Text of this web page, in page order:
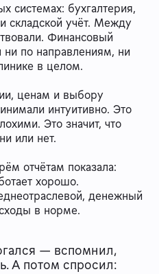
системах: бухгалтерия,
складской учёт. Между
Финансовый
ни по направлениям, ни
в целом.
ценам и выбору
интуитивно. Это
Это значит, что
или нет.
отчётам показала:
хорошо.
денежный
в норме.
— вспомнил,
А потом спросил: